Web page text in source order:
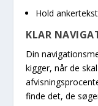
Hold
KLAR
Din
kigger, når de
finde det, de